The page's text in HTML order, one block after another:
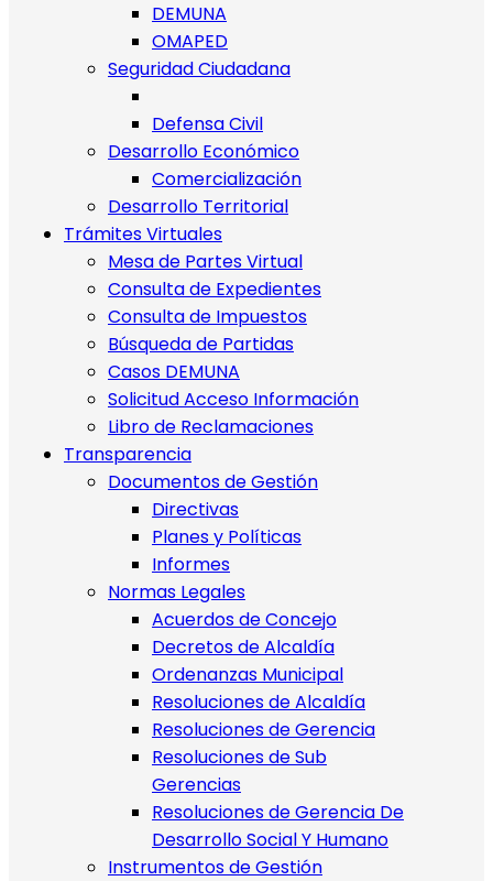
DEMUNA
OMAPED
Seguridad Ciudadana
Defensa Civil
Desarrollo Económico
Comercialización
Desarrollo Territorial
Trámites Virtuales
Mesa de Partes Virtual
Consulta de Expedientes
Consulta de Impuestos
Búsqueda de Partidas
Casos DEMUNA
Solicitud Acceso Información
Libro de Reclamaciones
Transparencia
Documentos de Gestión
Directivas
Planes y Políticas
Informes
Normas Legales
Acuerdos de Concejo
Decretos de Alcaldía
Ordenanzas Municipal
Resoluciones de Alcaldía
Resoluciones de Gerencia
Resoluciones de Sub
Gerencias
Resoluciones de Gerencia De
Desarrollo Social Y Humano
Instrumentos de Gestión